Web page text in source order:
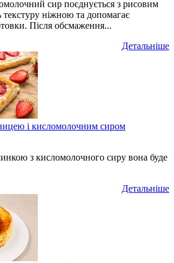
сир поєднується з рисовим
ніжною та допомагає
Після обсмаження...
Детальніше
і кисломолочним сиром
з кисломолочного сиру вона буде
Детальніше